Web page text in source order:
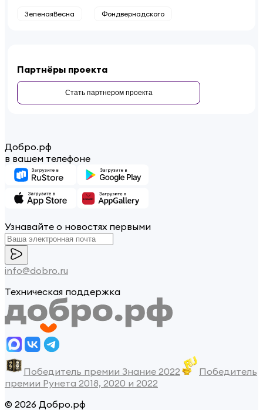
ЗеленаяВесна Фондвернадского
Партнёры проекта
Стать партнером проекта
Добро.рф
в вашем телефоне
Узнавайте о новостях первыми
info@dobro.ru
Техническая поддержка
Победитель премии Знание 2022
Победитель
премии Рунета 2018, 2020 и 2022
© 2026 Добро.рф